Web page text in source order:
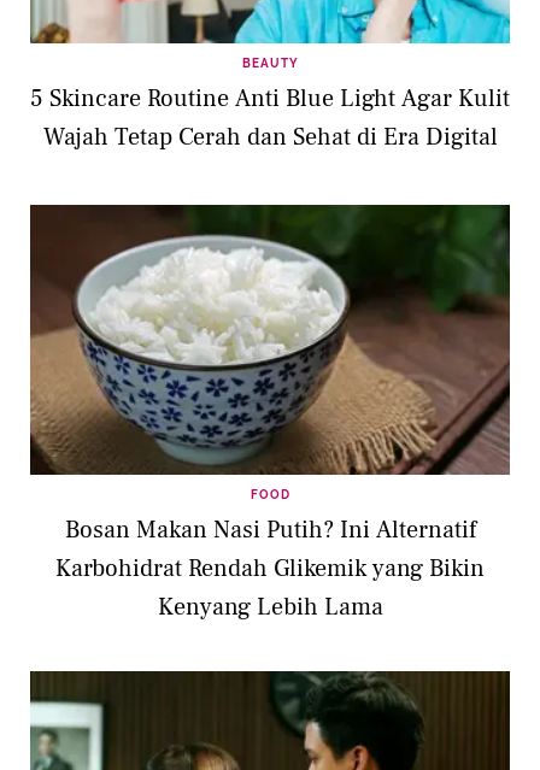
BEAUTY
5 Skincare Routine Anti Blue Light Agar Kulit
Wajah Tetap Cerah dan Sehat di Era Digital
FOOD
Bosan Makan Nasi Putih? Ini Alternatif
Karbohidrat Rendah Glikemik yang Bikin
Kenyang Lebih Lama